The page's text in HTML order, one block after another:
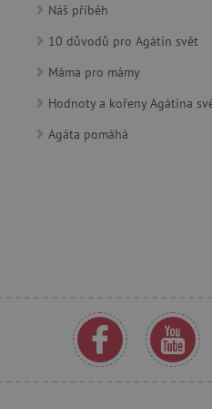
Náš příběh
10 důvodů pro Agátin svět
Máma pro mámy
Hodnoty a kořeny Agátina
Agáta pomáhá
roboty. To je pro web
1 rok 1
roboty. To je pro web
platné zprávy o používání
30 minut
OnLine chat
trvání s názvem
OnLine chat